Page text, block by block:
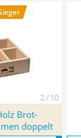
uns hier im
Premium Brot-
2 / 10
Brot-
doppelt